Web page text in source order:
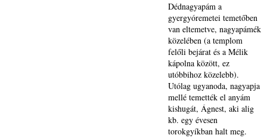
Dédnagyapám a
gyergyóremetei temetőben
van eltemetve, nagyapámék
közelében (a templom
felőli bejárat és a Mélik
kápolna között, ez
utóbbihoz közelebb).
Utólag ugyanoda, nagyapja
mellé temették el anyám
kishugát, Ágnest, aki alig
kb. egy évesen
torokgyíkban halt meg.